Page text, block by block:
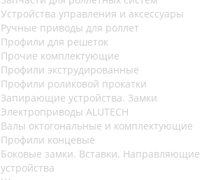
Устройства управления и аксессуары
Ручные приводы для роллет
Профили для решеток
Прочие комплектующие
Профили экструдированные
Профили роликовой прокатки
Запирающие устройства. Замки
Электроприводы ALUTECH
Валы октогональные и комплектующие
Профили концевые
Боковые замки. Вставки. Направляющие
устройства